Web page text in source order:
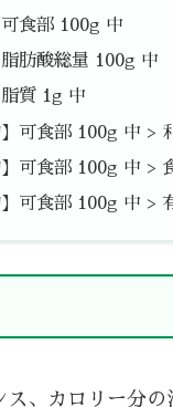
可食部 100g 中
脂肪酸総量 100g 中
脂質 1g 中
】可食部 100g 中 >
】可食部 100g 中 >
】可食部 100g 中 >
、カロリー分